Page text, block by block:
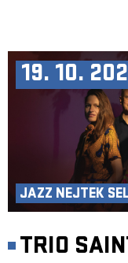
19. 10.
JAZZ NEJTEK
TRIO